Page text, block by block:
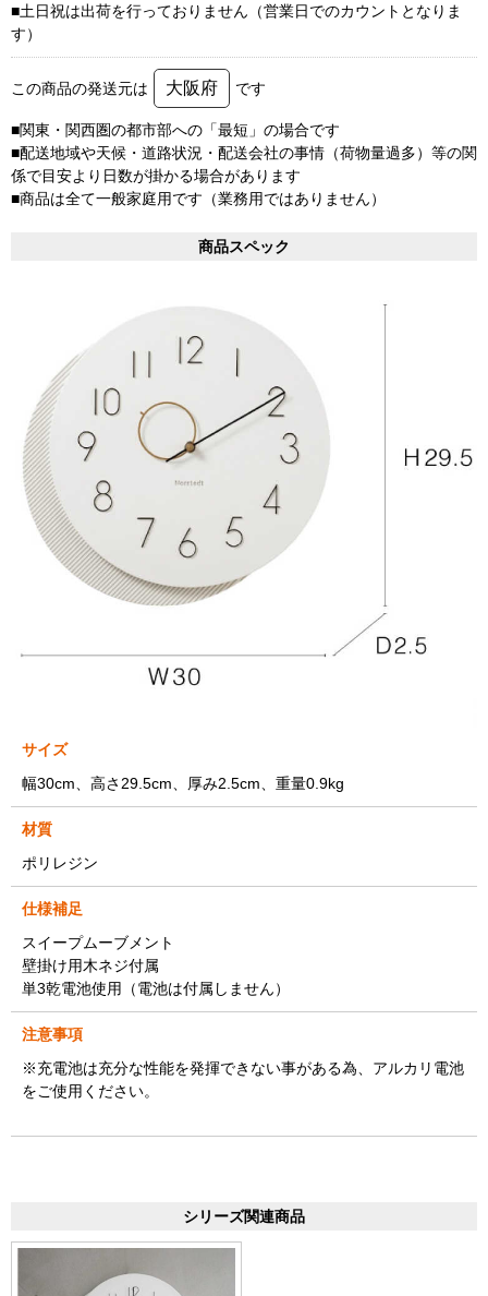
■土日祝は出荷を行っておりません（営業日でのカウントとなりま
す）
この商品の発送元は 大阪府 です
■関東・関西圏の都市部への「最短」の場合です
■配送地域や天候・道路状況・配送会社の事情（荷物量過多）等の関
係で目安より日数が掛かる場合があります
■商品は全て一般家庭用です（業務用ではありません）
商品スペック
サイズ
幅30cm、高さ29.5cm、厚み2.5cm、重量0.9kg
材質
ポリレジン
仕様補足
スイープムーブメント
壁掛け用木ネジ付属
単3乾電池使用（電池は付属しません）
注意事項
※充電池は充分な性能を発揮できない事がある為、アルカリ電池
をご使用ください。
シリーズ関連商品